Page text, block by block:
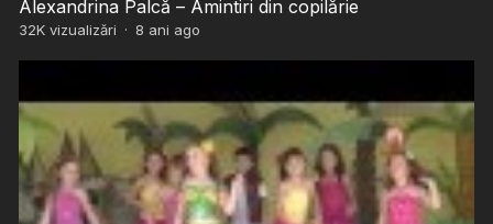
Alexandrina Palcă – Amintiri din copilărie
32Kvizualizări · 8 ani ago